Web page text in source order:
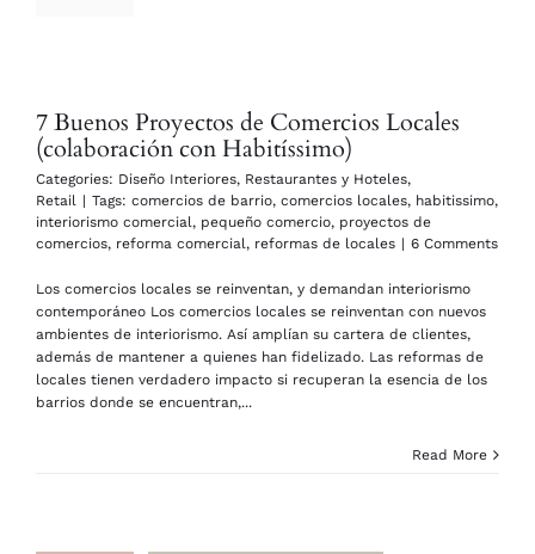
7 Buenos Proyectos de Comercios Locales
(colaboración con Habitíssimo)
Categories: Diseño Interiores, Restaurantes y Hoteles,
Retail | Tags: comercios de barrio, comercios locales, habitissimo,
interiorismo comercial , pequeño comercio, proyectos de
comercios, reforma comercial , reformas de locales | 6 Comments
Los comercios locales se reinventan, y demandan interiorismo
contemporáneo Los comercios locales se reinventan con nuevos
ambientes de interiorismo. Así amplían su cartera de clientes,
además de mantener a quienes han fidelizado. Las reformas de
locales tienen verdadero impacto si recuperan la esencia de los
barrios donde se encuentran,...
Read More